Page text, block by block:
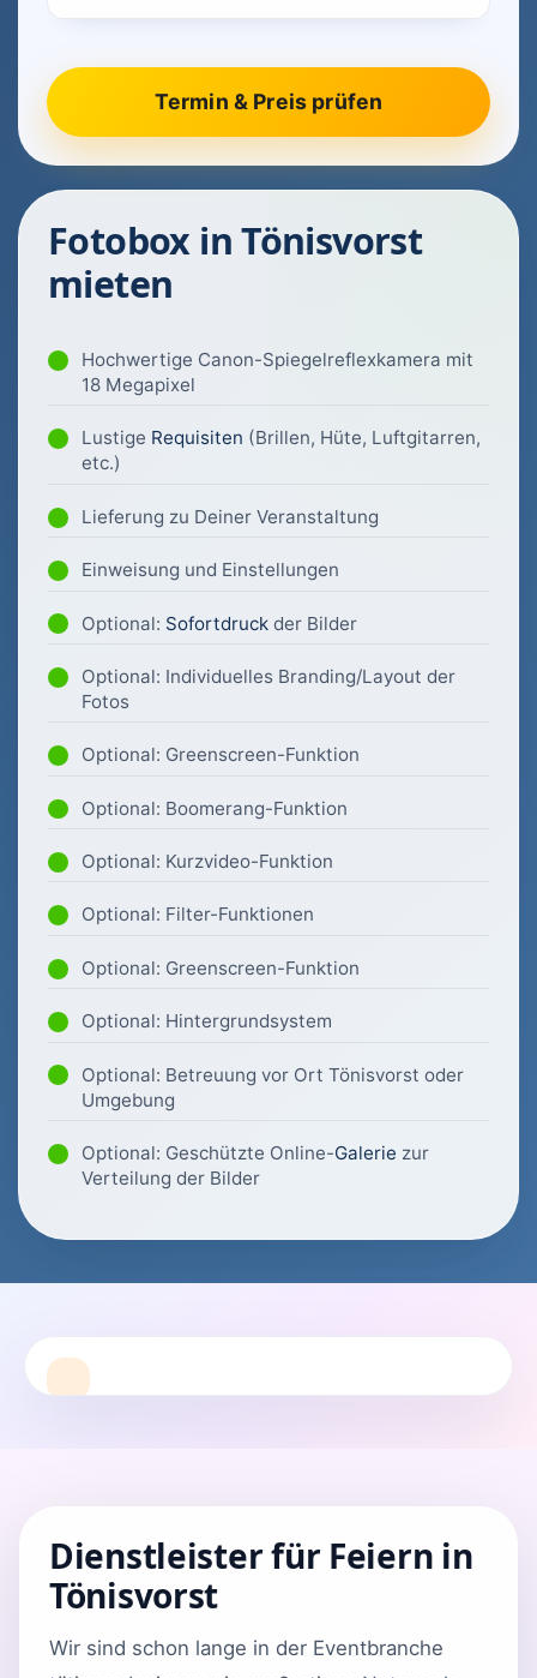
Fotobox in Tönisvorst
mieten
Hochwertige Canon-Spiegelreflexkamera mit
18 Megapixel
Lustige Requisiten (Brillen, Hüte, Luftgitarren,
etc.)
Lieferung zu Deiner Veranstaltung
Einweisung und Einstellungen
Optional: Sofortdruck der Bilder
Optional: Individuelles Branding/Layout der
Fotos
Optional: Greenscreen-Funktion
Optional: Boomerang-Funktion
Optional: Kurzvideo-Funktion
Optional: Filter-Funktionen
Optional: Greenscreen-Funktion
Optional: Hintergrundsystem
Optional: Betreuung vor Ort Tönisvorst oder
Umgebung
Optional: Geschützte Online-Galerie zur
Verteilung der Bilder
Dienstleister für Feiern in
Tönisvorst
Wir sind schon lange in der Eventbranche